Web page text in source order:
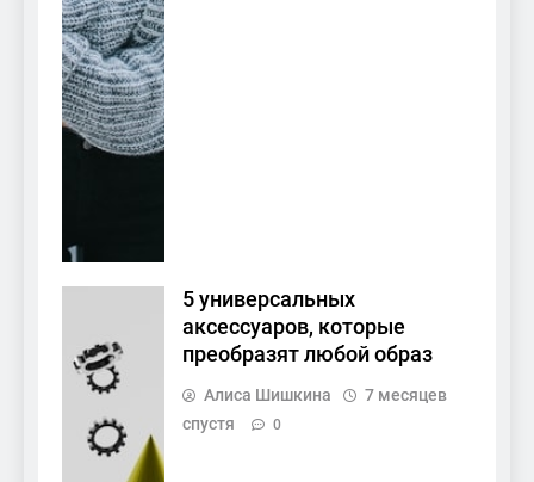
5 универсальных
аксессуаров, которые
преобразят любой образ
Алиса Шишкина
7 месяцев
спустя
0